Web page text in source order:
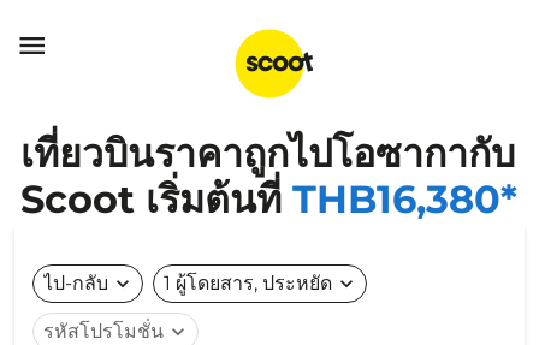

เที่ยวบินราคาถูกไปโอซากากับ
Scoot เริ่มต้นที่ THB16,380*
ไป-กลับ expand_more 1 ผู้โดยสาร, ประหยัด expand_more
รหัสโปรโมชั่น expand_more